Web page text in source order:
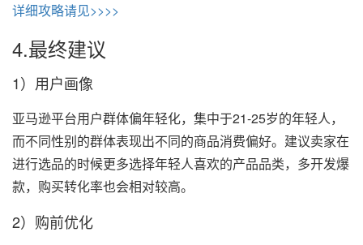
详细攻略请见>>>>
4.最终建议
1）用户画像
亚马逊平台用户群体偏年轻化，集中于21-25岁的年轻人，
而不同性别的群体表现出不同的商品消费偏好。建议卖家在
进行选品的时候更多选择年轻人喜欢的产品品类，多开发爆
款，购买转化率也会相对较高。
2）购前优化